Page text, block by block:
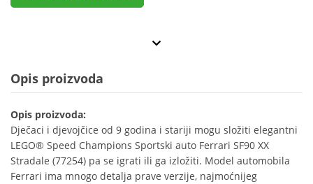
Opis proizvoda
Opis proizvoda:
Dječaci i djevojčice od 9 godina i stariji mogu složiti elegantni
LEGO® Speed Champions Sportski auto Ferrari SF90 XX
Stradale (77254) pa se igrati ili ga izložiti. Model automobila
Ferrari ima mnogo detalja prave verzije, najmoćnijeg